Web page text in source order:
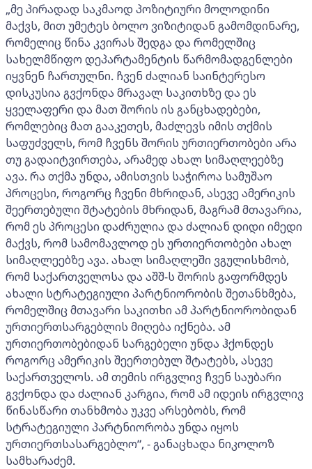
„მე პირადად საკმაოდ პოზიტიური მოლოდინი
მაქვს, მით უმეტეს ბოლო ვიზიტიდან გამომდინარე,
რომელიც წინა კვირას შედგა და რომელშიც
სახელმწიფო დეპარტამენტის წარმომადგენლები
იყვნენ ჩართულნი. ჩვენ ძალიან საინტერესო
დისკუსია გვქონდა მრავალ საკითხზე და ეს
ყველაფერი და მათ შორის ის განცხადებები,
რომლებიც მათ გააკეთეს, მაძლევს იმის თქმის
საფუძველს, რომ ჩვენს შორის ურთიერთობები არა
თუ გადაიტვირთება, არამედ ახალ სიმაღლეებზე
ავა. რა თქმა უნდა, ამისთვის საჭიროა სამუშაო
პროცესი, როგორც ჩვენი მხრიდან, ასევე ამერიკის
შეერთებული შტატების მხრიდან, მაგრამ მთავარია,
რომ ეს პროცესი დაძრულია და ძალიან დიდი იმედი
მაქვს, რომ სამომავლოდ ეს ურთიერთობები ახალ
სიმაღლეებზე ავა. ახალ სიმაღლეში ვგულისხმობ,
რომ საქართველოსა და აშშ-ს შორის გაფორმდეს
ახალი სტრატეგიული პარტნიორობის შეთანხმება,
რომელშიც მთავარი საკითხი ამ პარტნიორობიდან
ურთიერთსარგებლის მიღება იქნება. ამ
ურთიერთობებიდან სარგებელი უნდა ჰქონდეს
როგორც ამერიკის შეერთებულ შტატებს, ასევე
საქართველოს. ამ თემის ირგვლივ ჩვენ საუბარი
გვქონდა და ძალიან კარგია, რომ ამ იდეის ირგვლივ
წინასწარი თანხმობა უკვე არსებობს, რომ
სტრატეგიული პარტნიორობა უნდა იყოს
ურთიერთსასარგებლო”, - განაცხადა ნიკოლოზ
სამხარაძემ.